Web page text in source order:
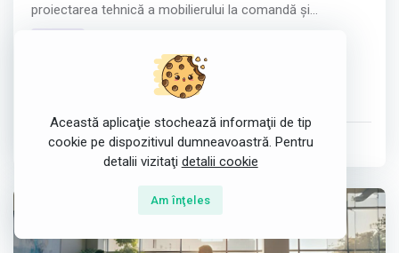
proiectarea tehnică a mobilierului la comandă și
pregătirea proiectelor pentru producție.
obligatorie. Trainingul pentru utilizarea programului
Corpus și pentru procesele noastre de proiectare și
Responsabilități:
- Proiectarea tehnică a mobilierului la comandă în Corpus
Proiectare
postat de DELEX MOBIPROD SRLîn 23 Jul 2026
Această aplicaţie stochează informaţii de tip
cookie pe dispozitivul dumneavoastră. Pentru
detalii vizitaţi detalii cookie
Am înţeles